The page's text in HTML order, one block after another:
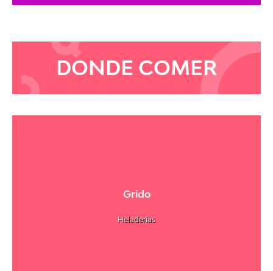
DONDE COMER
Grido
Heladerías